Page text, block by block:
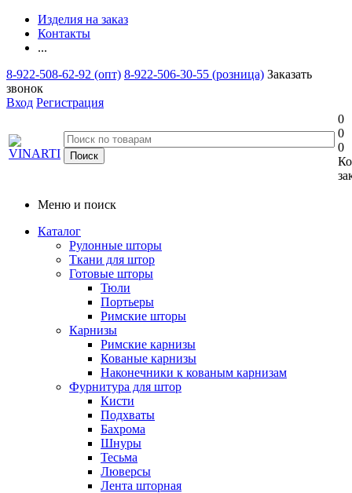
Изделия на заказ
Контакты
...
8-922-508-62-92 (опт) 8-922-506-30-55 (розница) Заказать
звонок
Вход Регистрация
0
0
0
Меню и поиск
Каталог
Рулонные шторы
Ткани для штор
Готовые шторы
Тюли
Портьеры
Римские шторы
Карнизы
Римские карнизы
Кованые карнизы
Наконечники к кованым карнизам
Фурнитура для штор
Кисти
Подхваты
Бахрома
Шнуры
Тесьма
Люверсы
Лента шторная